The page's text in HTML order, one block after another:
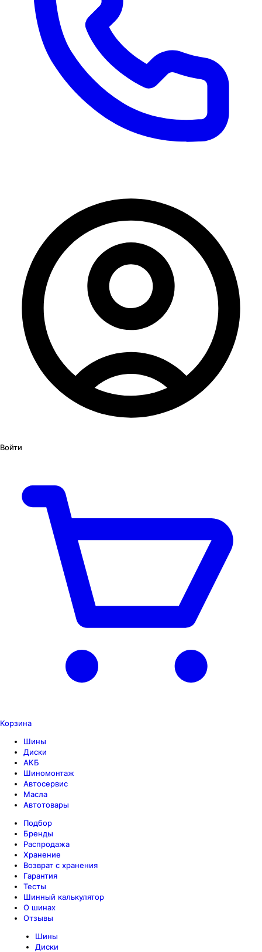
Войти
Корзина
Шины
Диски
АКБ
Шиномонтаж
Автосервис
Масла
Автотовары
Подбор
Бренды
Распродажа
Хранение
Возврат с хранения
Гарантия
Тесты
Шинный калькулятор
О шинах
Отзывы
Шины
Диски